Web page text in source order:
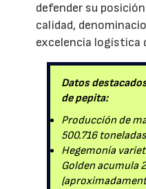
defender su
calidad,
excelencia logística
Datos
de pepita:
Producción de
500.716
Hegemonía
Golden acumula